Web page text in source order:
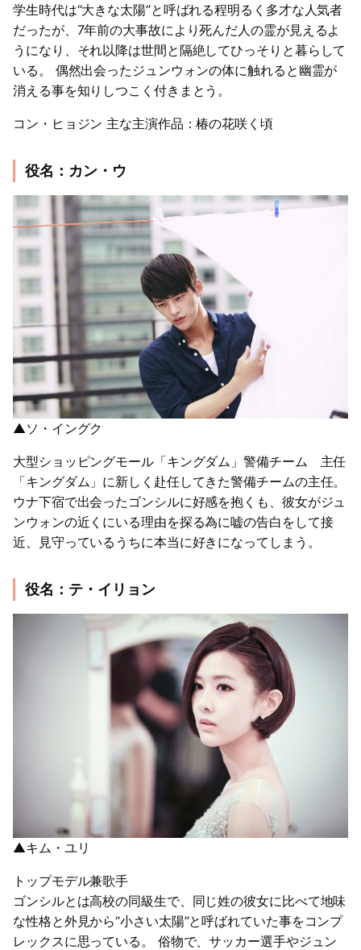
学生時代は“大きな太陽”と呼ばれる程明るく多才な人気者
だったが、7年前の大事故により死んだ人の霊が見えるよ
うになり、それ以降は世間と隔絶してひっそりと暮らして
いる。 偶然出会ったジュンウォンの体に触れると幽霊が
消える事を知りしつこく付きまとう。
コン・ヒョジン 主な主演作品：椿の花咲く頃
役名：カン・ウ
▲ソ・イングク
大型ショッピングモール「キングダム」警備チーム 主任
「キングダム」に新しく赴任してきた警備チームの主任。
ウナ下宿で出会ったゴンシルに好感を抱くも、彼女がジュ
ンウォンの近くにいる理由を探る為に嘘の告白をして接
近、見守っているうちに本当に好きになってしまう。
役名：テ・イリョン
▲キム・ユリ
トップモデル兼歌手
ゴンシルとは高校の同級生で、同じ姓の彼女に比べて地味
な性格と外見から“小さい太陽”と呼ばれていた事をコンプ
レックスに思っている。 俗物で、サッカー選手やジュン